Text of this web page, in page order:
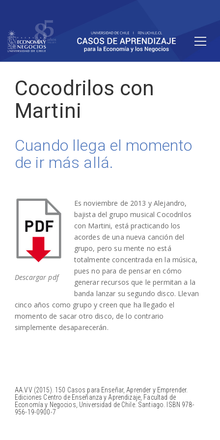
Cocodrilos con
Martini
Cuando llega el momento
de ir más allá.
Descargar pdf
Es noviembre de 2013 y Alejandro,
bajista del grupo musical Cocodrilos
con Martini, está practicando los
acordes de una nueva canción del
grupo, pero su mente no está
totalmente concentrada en la música,
pues no para de pensar en cómo
generar recursos que le permitan a la
banda lanzar su segundo disco. Llevan
cinco años como grupo y creen que ha llegado el
momento de sacar otro disco, de lo contrario
simplemente desaparecerán.
AA.VV (2015). 150 Casos para Enseñar, Aprender y Emprender.
Ediciones Centro de Enseñanza y Aprendizaje, Facultad de
Economía y Negocios, Universidad de Chile. Santiago. ISBN 978-
956-19-0900-7